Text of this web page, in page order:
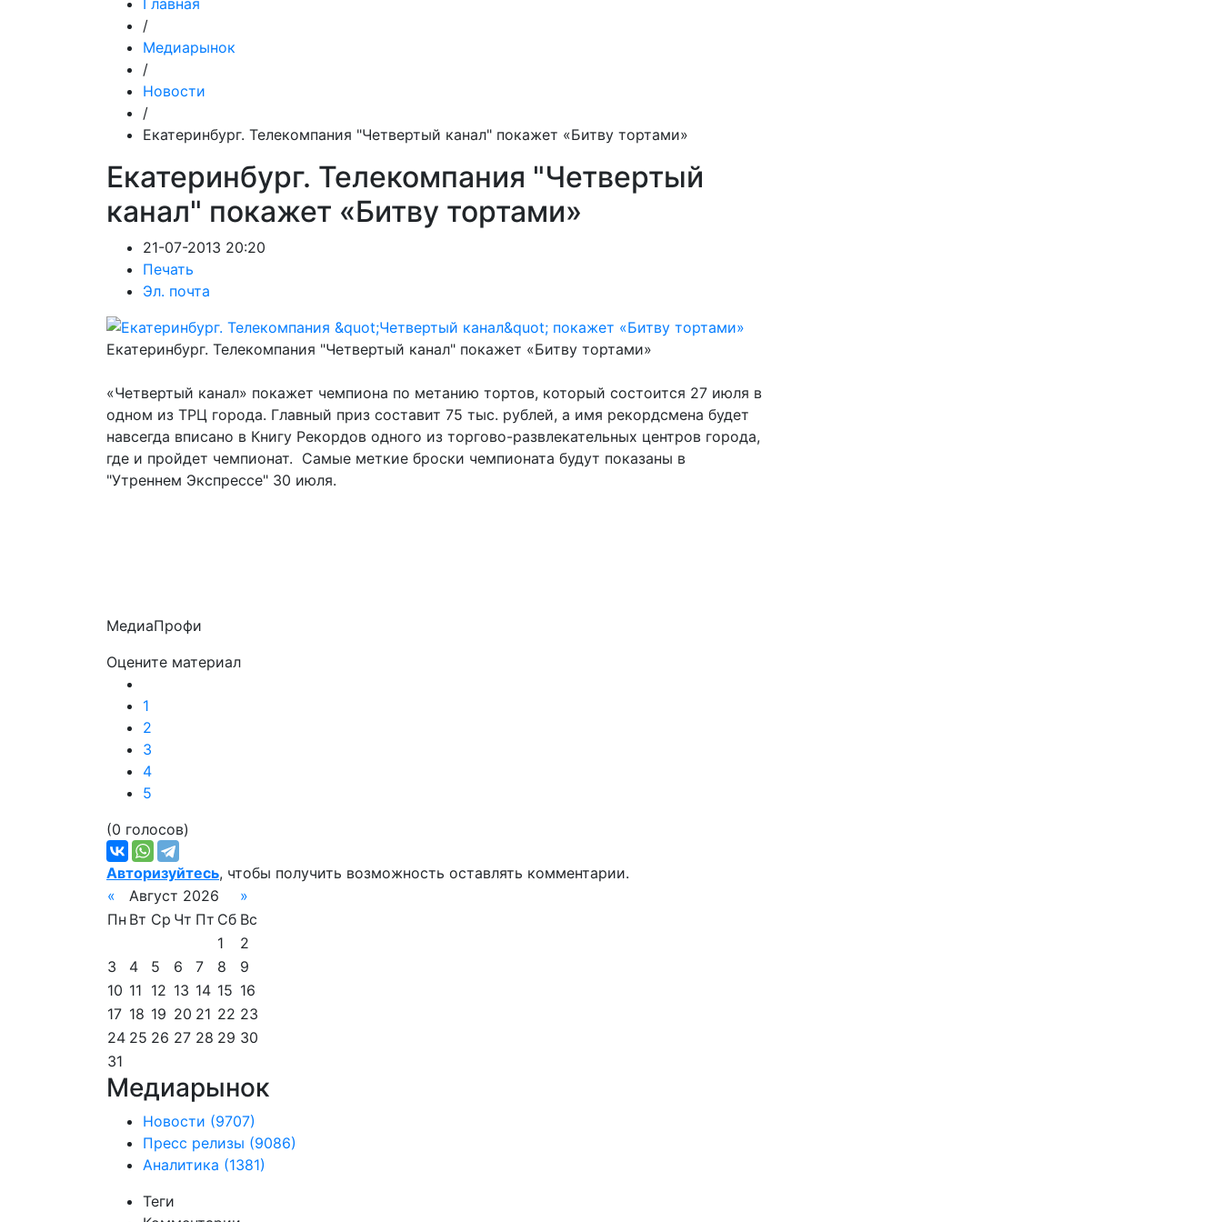
Главная
/
Медиарынок
/
Новости
/
Екатеринбург. Телекомпания "Четвертый канал" покажет «Битву тортами»
Екатеринбург. Телекомпания "Четвертый
канал" покажет «Битву тортами»
21-07-2013 20:20
Печать
Эл. почта
Екатеринбург. Телекомпания "Четвертый канал" покажет «Битву тортами»
«Четвертый канал» покажет чемпиона по метанию тортов, который состоится 27 июля в
одном из ТРЦ города. Главный приз составит 75 тыс. рублей, а имя рекордсмена будет
навсегда вписано в Книгу Рекордов одного из торгово-развлекательных центров города,
где и пройдет чемпионат. Самые меткие броски чемпионата будут показаны в
"Утреннем Экспрессе" 30 июля.
МедиаПрофи
Оцените материал
1
2
3
4
5
(0 голосов)
Авторизуйтесь, чтобы получить возможность оставлять комментарии.
«
Август 2026
»
Пн Вт Ср Чт Пт Сб Вс
1
2
3
4 5 6 7 8
9
10 11 12 13 14 15 16
17 18 19 20 21 22 23
24 25 26 27 28 29 30
31
Медиарынок
Новости (9707)
Пресс релизы (9086)
Аналитика (1381)
Теги